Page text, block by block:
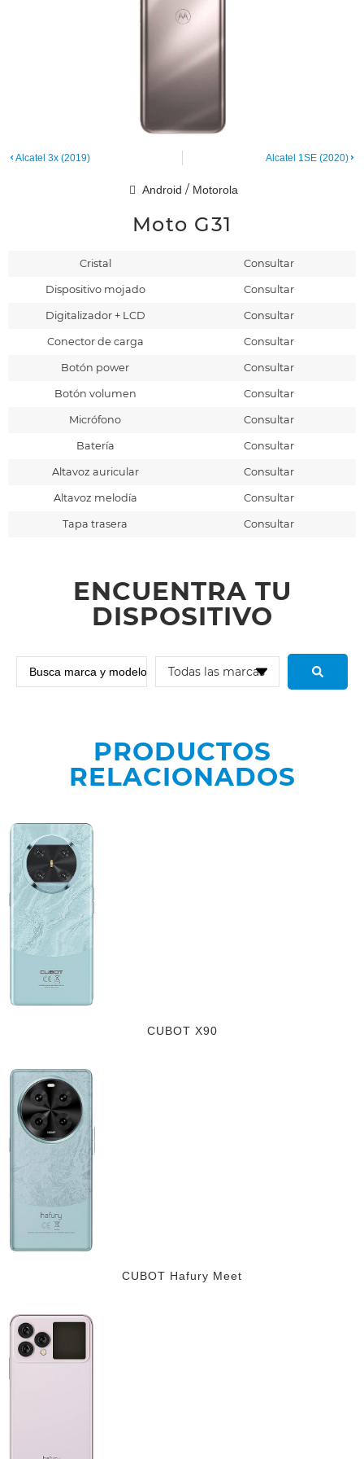
Alcatel 3x (2019) Alcatel 1SE (2020)
Android / Motorola
Moto G31
Cristal Consultar
Dispositivo mojado Consultar
Digitalizador + LCD Consultar
Conector de carga Consultar
Botón power Consultar
Botón volumen Consultar
Micrófono Consultar
Batería Consultar
Altavoz auricular Consultar
Altavoz melodía Consultar
Tapa trasera Consultar
ENCUENTRA TU
DISPOSITIVO
PRODUCTOS
RELACIONADOS
CUBOT X90
CUBOT Hafury Meet